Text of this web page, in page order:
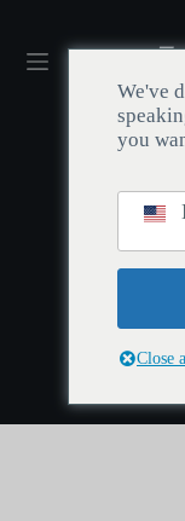
Hem /
Svärdet
We've
you
Close